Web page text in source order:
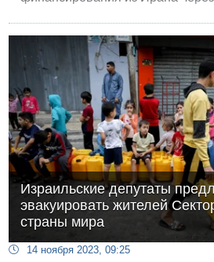
американских спецслужб.
Израильские депутаты
эвакуировать жителей
страны мира
14 ноября 2023, 09:25